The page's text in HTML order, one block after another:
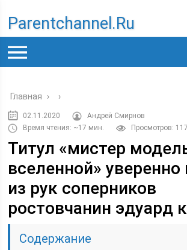
Parentchannel.ru
Главная › ›
02.11.2020
Андрей Смирнов
Время чтения: ~17 мин.
Просмотров: 117
Титул «мистер
вселенной»
из рук соперников
ростовчанин эдуард
Содержание